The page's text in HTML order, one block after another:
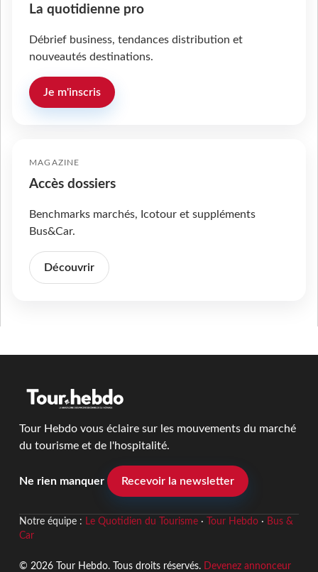
La quotidienne pro
Débrief business, tendances distribution et
nouveautés destinations.
Je m'inscris
MAGAZINE
Accès dossiers
Benchmarks marchés, Icotour et suppléments
Bus&Car.
Découvrir
Tour Hebdo vous éclaire sur les mouvements du marché
du tourisme et de l'hospitalité.
Ne rien manquer Recevoir la newsletter
Notre équipe : Le Quotidien du Tourisme· Tour Hebdo· Bus &
Car
© 2026 Tour Hebdo. Tous droits réservés. Devenez annonceur